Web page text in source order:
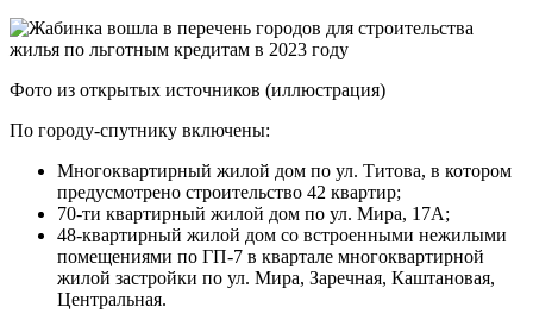
Фото из открытых источников (иллюстрация)
По городу-спутнику включены:
Многоквартирный жилой дом по ул. Титова, в котором
предусмотрено строительство 42 квартир;
70-ти квартирный жилой дом по ул. Мира, 17А;
48-квартирный жилой дом со встроенными нежилыми
помещениями по ГП-7 в квартале многоквартирной
жилой застройки по ул. Мира, Заречная, Каштановая,
Центральная.